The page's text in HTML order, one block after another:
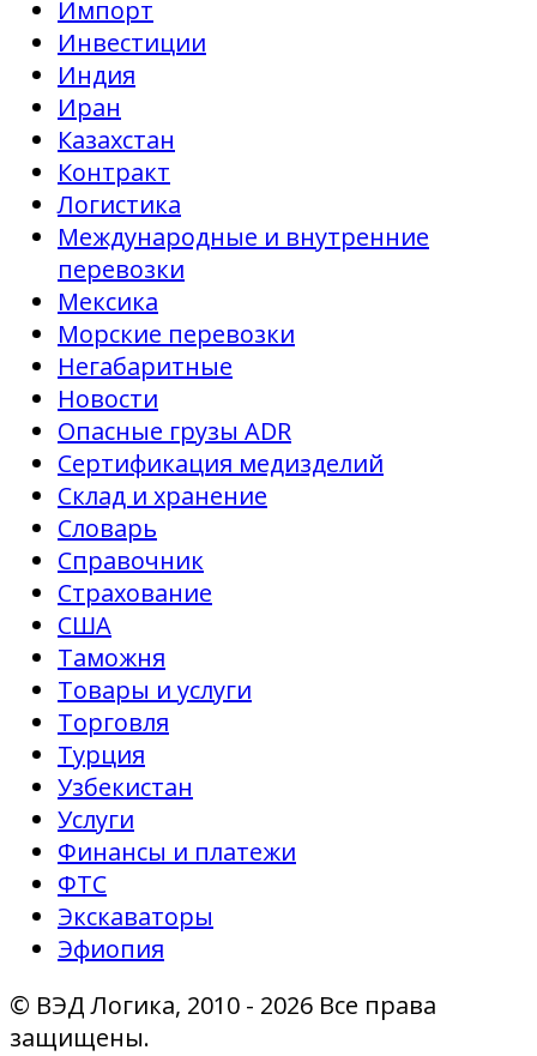
Импорт
Инвестиции
Индия
Иран
Казахстан
Контракт
Логистика
Международные и внутренние
перевозки
Мексика
Морские перевозки
Негабаритные
Новости
Опасные грузы ADR
Сертификация медизделий
Склад и хранение
Словарь
Справочник
Страхование
США
Таможня
Товары и услуги
Торговля
Турция
Узбекистан
Услуги
Финансы и платежи
ФТС
Экскаваторы
Эфиопия
© ВЭД Логика, 2010 - 2026 Все права
защищены.